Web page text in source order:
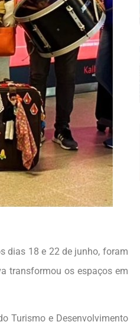
dias 18 e 22 de junho, foram
transformou os espaços em
Turismo e Desenvolvimento